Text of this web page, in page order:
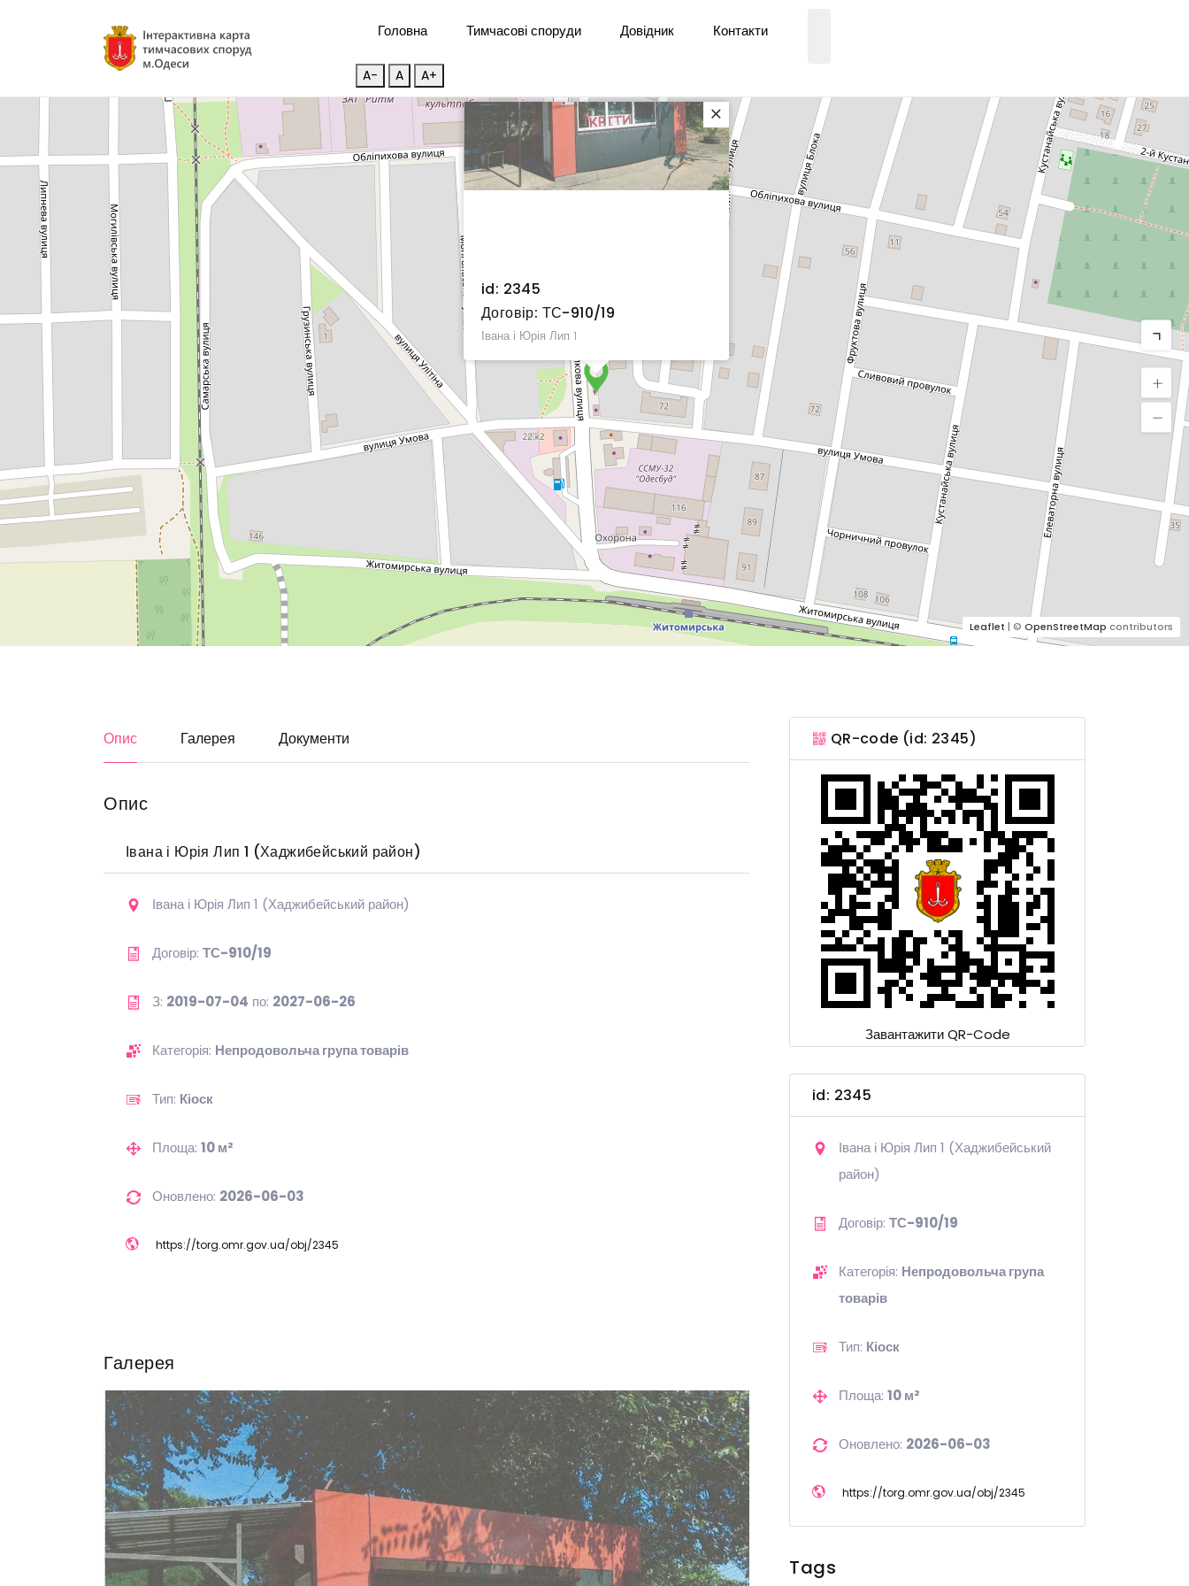
Головна Тимчасові споруди Довідник Контакти
A- A A+
id: 2345
Договір: ТС-910/19
Івана і Юрія Лип 1
×
Leaflet | © OpenStreetMap contributors
Опис Галерея Документи
Опис
Івана і Юрія Лип 1 (Хаджибейський район)
Івана і Юрія Лип 1 (Хаджибейський район)
Договір: ТС-910/19
З: 2019-07-04 по: 2027-06-26
Категорія: Непродовольча група товарів
Тип: Кіоск
Площа: 10 м²
Оновлено: 2026-06-03
https://torg.omr.gov.ua/obj/2345
Галерея
QR-code (id: 2345)
Завантажити QR-Code
id: 2345
Івана і Юрія Лип 1 (Хаджибейський
район)
Договір: ТС-910/19
Категорія: Непродовольча група
товарів
Тип: Кіоск
Площа: 10 м²
Оновлено: 2026-06-03
https://torg.omr.gov.ua/obj/2345
Tags